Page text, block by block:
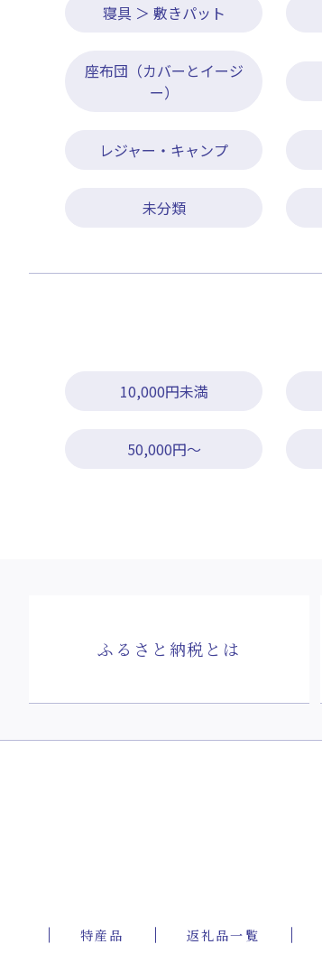
寝具 ＞ 敷きパット
座布団（カバーとイージ
ー）
レジャー・キャンプ
未分類
10,000円未満
50,000円～
ふるさと納税とは
特産品 返礼品一覧